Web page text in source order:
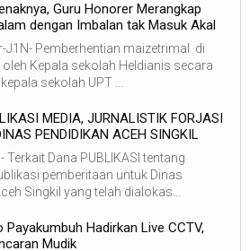
Guru Honorer Merangkap
dengan Imbalan tak Masuk Akal
J1N- Pemberhentian maizetrimal di
Kepala sekolah Heldianis secara
sekolah UPT ...
MEDIA, JURNALISTIK FORJASI
PENDIDIKAN ACEH SINGKIL
Terkait Dana PUBLIKASI tentang
pemberitaan untuk Dinas
Singkil yang telah dialokas...
Hadirkan Live CCTV,
Mudik